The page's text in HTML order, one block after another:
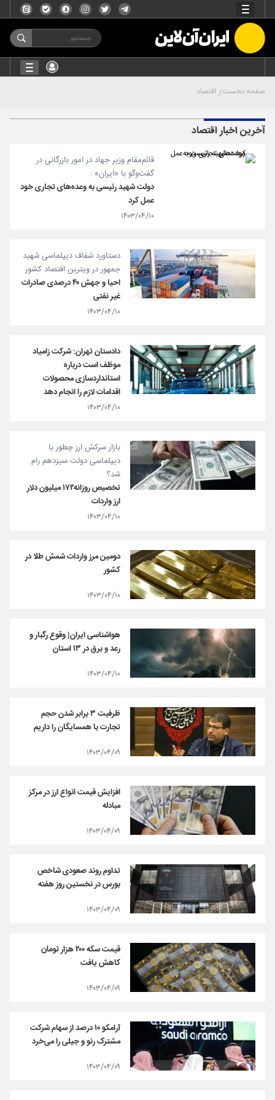
صفحه نخست اقتصاد
آخرین اخبار اقتصاد
قائم‌مقام وزیر جهاد در امور بازرگانی در
گفت‌و‌گو با «ایران» :
دولت شهید رئیسی به وعده‌های تجاری خود
عمل کرد
۱۴۰۳/۰۴/۱۰
دستاورد شفاف دیپلماسی شهید
جمهور در ویترین اقتصاد کشور
احیا و جهش ۴۰ درصدی صادرات
غیر نفتی
۱۴۰۳/۰۴/۱۰
دادستان تهران: شرکت زامیاد
موظف است درباره
استانداردسازی محصولات
اقدامات لازم را انجام دهد
۱۴۰۳/۰۴/۱۰
بازار سرکش ارز‌ چطور با
دیپلماسی دولت سیزدهم ‌رام
شد؟
تخصیص روزانه۱۷۲ میلیون دلار
ارز واردات
۱۴۰۳/۰۴/۱۰
دومین مرز واردات شمش طلا در
کشور
۱۴۰۳/۰۴/۱۰
هواشناسی ایران| وقوع رگبار و
رعد و برق در ۱۳ استان
۱۴۰۳/۰۴/۱۰
ظرفیت ۳ برابر شدن حجم
تجارت با همسایگان را داریم
۱۴۰۳/۰۴/۰۹
افزایش قیمت انواع ارز در مرکز
مبادله‌
۱۴۰۳/۰۴/۰۹
تداوم روند صعودی شاخص
بورس در نخستین روز هفته
۱۴۰۳/۰۴/۰۹
قیمت سکه ۲۰۰ هزار تومان
کاهش یافت
۱۴۰۳/۰۴/۰۹
آرامکو ۱۰ درصد از سهام شرکت
مشترک رنو و جیلی را می‌خرد
۱۴۰۳/۰۴/۰۹